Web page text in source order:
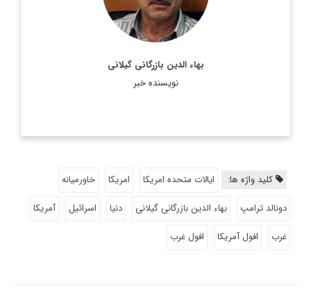
بهاء الدین بازرگانی گیلانی
نویسنده خبر
کلید واژه ها: ایالات متحده امریکا امریکا
خاورمیانه
دونالد ترامپ
بهاء الدین بازرگانی گیلانی دنیا اسرائیل
آمریکا
غرب
افول آمریکا افول غرب